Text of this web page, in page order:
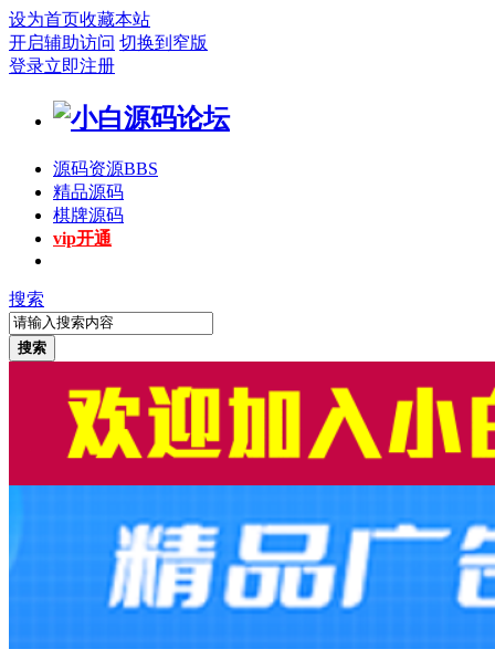
设为首页收藏本站
开启辅助访问 切换到窄版
登录立即注册
源码资源BBS
精品源码
棋牌源码
vip开通
搜索
搜索